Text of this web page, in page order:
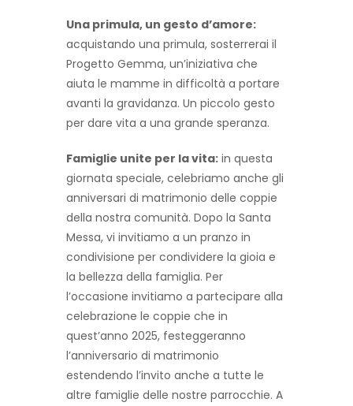
Una primula, un gesto d’amore:
acquistando una primula, sosterrerai il
Progetto Gemma, un’iniziativa che
aiuta le mamme in difficoltà a portare
avanti la gravidanza. Un piccolo gesto
per dare vita a una grande speranza.
Famiglie unite per la vita: in questa
giornata speciale, celebriamo anche gli
anniversari di matrimonio delle coppie
della nostra comunità. Dopo la Santa
Messa, vi invitiamo a un pranzo in
condivisione per condividere la gioia e
la bellezza della famiglia. Per
l’occasione invitiamo a partecipare alla
celebrazione le coppie che in
quest’anno 2025, festeggeranno
l’anniversario di matrimonio
estendendo l’invito anche a tutte le
altre famiglie delle nostre parrocchie. A